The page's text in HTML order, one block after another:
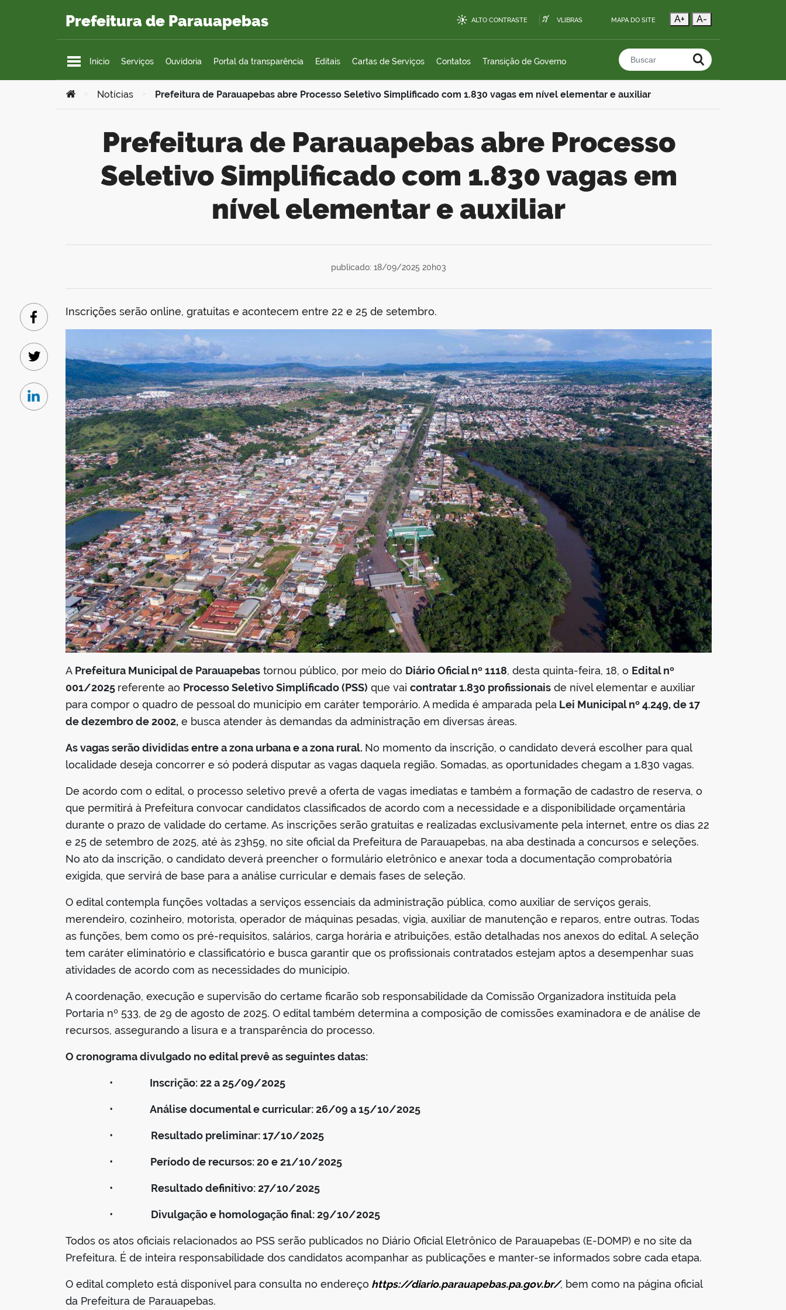
Prefeitura de Parauapebas ALTO CONTRASTE VLIBRAS MAPA DO SITE A+ A-
Início Serviços Ouvidoria Portal da transparência Editais Cartas de Serviços Contatos Transição de Governo Buscar no portal
Você está aqui:
Notícias Prefeitura de Parauapebas abre Processo Seletivo Simplificado com 1.830 vagas em nível elementar e auxiliar
Prefeitura de Parauapebas abre Processo
Seletivo Simplificado com 1.830 vagas em
nível elementar e auxiliar
publicado: 18/09/2025 20h03
Inscrições serão online, gratuitas e acontecem entre 22 e 25 de setembro.
A Prefeitura Municipal de Parauapebas tornou público, por meio do Diário Oficial nº 1118, desta quinta-feira, 18, o Edital nº
001/2025 referente ao Processo Seletivo Simplificado (PSS) que vai contratar 1.830 profissionais de nível elementar e auxiliar
para compor o quadro de pessoal do município em caráter temporário. A medida é amparada pela Lei Municipal nº 4.249, de 17
de dezembro de 2002, e busca atender às demandas da administração em diversas áreas.
As vagas serão divididas entre a zona urbana e a zona rural. No momento da inscrição, o candidato deverá escolher para qual
localidade deseja concorrer e só poderá disputar as vagas daquela região. Somadas, as oportunidades chegam a 1.830 vagas.
De acordo com o edital, o processo seletivo prevê a oferta de vagas imediatas e também a formação de cadastro de reserva, o
que permitirá à Prefeitura convocar candidatos classificados de acordo com a necessidade e a disponibilidade orçamentária
durante o prazo de validade do certame. As inscrições serão gratuitas e realizadas exclusivamente pela internet, entre os dias 22
e 25 de setembro de 2025, até às 23h59, no site oficial da Prefeitura de Parauapebas, na aba destinada a concursos e seleções.
No ato da inscrição, o candidato deverá preencher o formulário eletrônico e anexar toda a documentação comprobatória
exigida, que servirá de base para a análise curricular e demais fases de seleção.
O edital contempla funções voltadas a serviços essenciais da administração pública, como auxiliar de serviços gerais,
merendeiro, cozinheiro, motorista, operador de máquinas pesadas, vigia, auxiliar de manutenção e reparos, entre outras. Todas
as funções, bem como os pré-requisitos, salários, carga horária e atribuições, estão detalhadas nos anexos do edital. A seleção
tem caráter eliminatório e classificatório e busca garantir que os profissionais contratados estejam aptos a desempenhar suas
atividades de acordo com as necessidades do município.
A coordenação, execução e supervisão do certame ficarão sob responsabilidade da Comissão Organizadora instituída pela
Portaria nº 533, de 29 de agosto de 2025. O edital também determina a composição de comissões examinadora e de análise de
recursos, assegurando a lisura e a transparência do processo.
O cronograma divulgado no edital prevê as seguintes datas:
• Inscrição: 22 a 25/09/2025
• Análise documental e curricular: 26/09 a 15/10/2025
• Resultado preliminar: 17/10/2025
• Período de recursos: 20 e 21/10/2025
• Resultado definitivo: 27/10/2025
• Divulgação e homologação final: 29/10/2025
Todos os atos oficiais relacionados ao PSS serão publicados no Diário Oficial Eletrônico de Parauapebas (E-DOMP) e no site da
Prefeitura. É de inteira responsabilidade dos candidatos acompanhar as publicações e manter-se informados sobre cada etapa.
O edital completo está disponível para consulta no endereço https://diario.parauapebas.pa.gov.br/, bem como na página oficial
da Prefeitura de Parauapebas.
Facebook
Twitter
Linkedin